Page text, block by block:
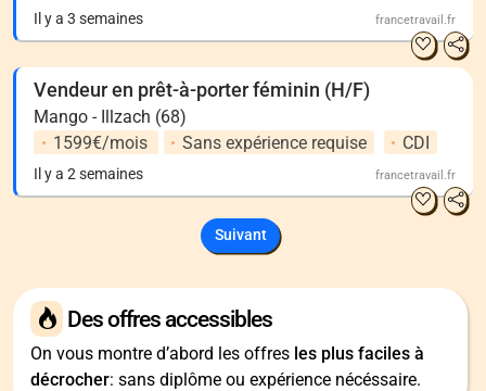
Il y a 3 semaines francetravail.fr
Vendeur en prêt-à-porter féminin (H/F)
Mango - Illzach (68)
1599€/mois
Sans expérience requise CDI
Il y a 2 semaines francetravail.fr
Suivant
Des offres accessibles
On vous montre d’abord les offres les plus faciles à
décrocher: sans diplôme ou expérience nécéssaire.